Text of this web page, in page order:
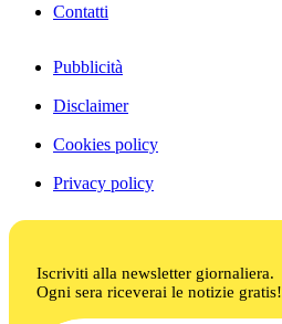
Contatti
Pubblicità
Disclaimer
Cookies policy
Privacy policy
Iscriviti alla newsletter giornaliera.
Ogni sera riceverai le notizie gratis!